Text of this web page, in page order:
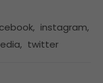
, instagram,
, twitter